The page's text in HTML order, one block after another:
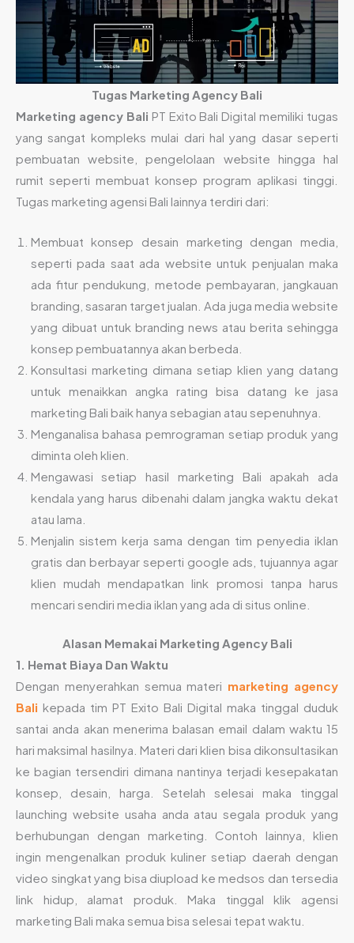
Tugas Marketing Agency Bali
Marketing agency Bali PT Exito Bali Digital memiliki tugas
yang sangat kompleks mulai dari hal yang dasar seperti
pembuatan website, pengelolaan website hingga hal
rumit seperti membuat konsep program aplikasi tinggi.
Tugas marketing agensi Bali lainnya terdiri dari:
Membuat konsep desain marketing dengan media,
seperti pada saat ada website untuk penjualan maka
ada fitur pendukung, metode pembayaran, jangkauan
branding, sasaran target jualan. Ada juga media website
yang dibuat untuk branding news atau berita sehingga
konsep pembuatannya akan berbeda.
Konsultasi marketing dimana setiap klien yang datang
untuk menaikkan angka rating bisa datang ke jasa
marketing Bali baik hanya sebagian atau sepenuhnya.
Menganalisa bahasa pemrograman setiap produk yang
diminta oleh klien.
Mengawasi setiap hasil marketing Bali apakah ada
kendala yang harus dibenahi dalam jangka waktu dekat
atau lama.
Menjalin sistem kerja sama dengan tim penyedia iklan
gratis dan berbayar seperti google ads, tujuannya agar
klien mudah mendapatkan link promosi tanpa harus
mencari sendiri media iklan yang ada di situs online.
Alasan Memakai Marketing Agency Bali
1. Hemat Biaya Dan Waktu
Dengan menyerahkan semua materi marketing agency
Bali kepada tim PT Exito Bali Digital maka tinggal duduk
santai anda akan menerima balasan email dalam waktu 15
hari maksimal hasilnya. Materi dari klien bisa dikonsultasikan
ke bagian tersendiri dimana nantinya terjadi kesepakatan
konsep, desain, harga. Setelah selesai maka tinggal
launching website usaha anda atau segala produk yang
berhubungan dengan marketing. Contoh lainnya, klien
ingin mengenalkan produk kuliner setiap daerah dengan
video singkat yang bisa diupload ke medsos dan tersedia
link hidup, alamat produk. Maka tinggal klik agensi
marketing Bali maka semua bisa selesai tepat waktu.